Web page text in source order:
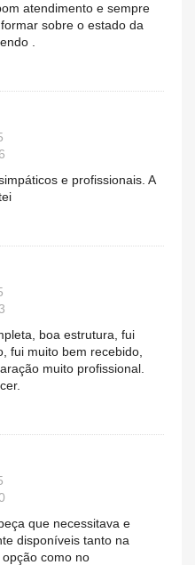
atendimento e sempre
sobre o estado da
.
e profissionais. A
boa estrutura, fui
fui muito bem recebido,
muito profissional.
que necessitava e
disponíveis tanto na
como no